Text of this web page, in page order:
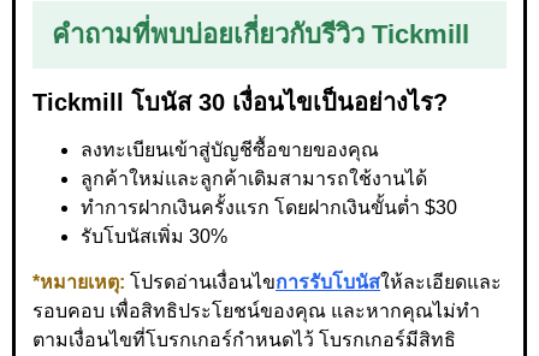
คำถามที่พบบ่อยเกี่ยวกับรีวิว Tickmill
Tickmill โบนัส 30 เงื่อนไขเป็นอย่างไร?
ลงทะเบียนเข้าสู่บัญชีซื้อขายของคุณ
ลูกค้าใหม่และลูกค้าเดิมสามารถใช้งานได้
ทำการฝากเงินครั้งแรก โดยฝากเงินขั้นต่ำ $30
รับโบนัสเพิ่ม 30%
*หมายเหตุ: โปรดอ่านเงื่อนไขการรับโบนัสให้ละเอียดและ
รอบคอบ เพื่อสิทธิประโยชน์ของคุณ และหากคุณไม่ทำ
ตามเงื่อนไขที่โบรกเกอร์กำหนดไว้ โบรกเกอร์มีสิทธิ